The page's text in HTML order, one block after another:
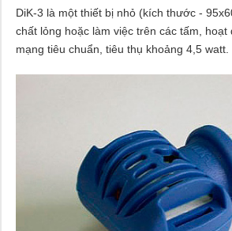
DiK-3 là một thiết bị nhỏ (kích thước -
chất lỏng hoặc làm việc trên các tấm,
mạng tiêu chuẩn, tiêu thụ khoảng 4,5 watt.